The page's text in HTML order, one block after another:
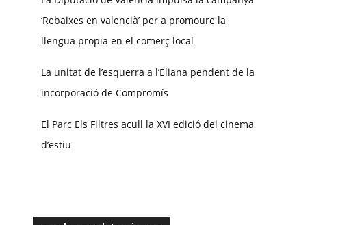
‘Rebaixes en valencià’ per a promoure la
llengua propia en el comerç local
La unitat de l’esquerra a l’Eliana pendent de la
incorporació de Compromís
El Parc Els Filtres acull la XVI edició del cinema
d’estiu